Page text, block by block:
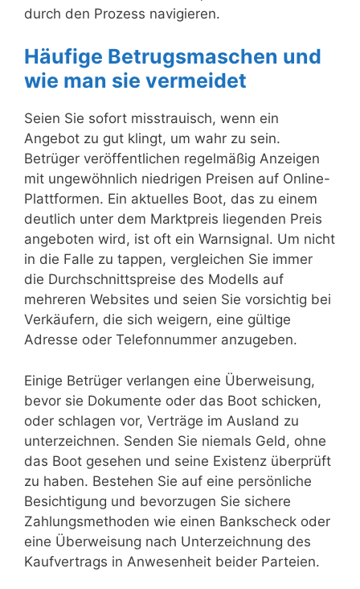
durch den Prozess navigieren.
Häufige Betrugsmaschen und
wie man sie vermeidet
Seien Sie sofort misstrauisch, wenn ein
Angebot zu gut klingt, um wahr zu sein.
Betrüger veröffentlichen regelmäßig Anzeigen
mit ungewöhnlich niedrigen Preisen auf Online-
Plattformen. Ein aktuelles Boot, das zu einem
deutlich unter dem Marktpreis liegenden Preis
angeboten wird, ist oft ein Warnsignal. Um nicht
in die Falle zu tappen, vergleichen Sie immer
die Durchschnittspreise des Modells auf
mehreren Websites und seien Sie vorsichtig bei
Verkäufern, die sich weigern, eine gültige
Adresse oder Telefonnummer anzugeben.
Einige Betrüger verlangen eine Überweisung,
bevor sie Dokumente oder das Boot schicken,
oder schlagen vor, Verträge im Ausland zu
unterzeichnen. Senden Sie niemals Geld, ohne
das Boot gesehen und seine Existenz überprüft
zu haben. Bestehen Sie auf eine persönliche
Besichtigung und bevorzugen Sie sichere
Zahlungsmethoden wie einen Bankscheck oder
eine Überweisung nach Unterzeichnung des
Kaufvertrags in Anwesenheit beider Parteien.